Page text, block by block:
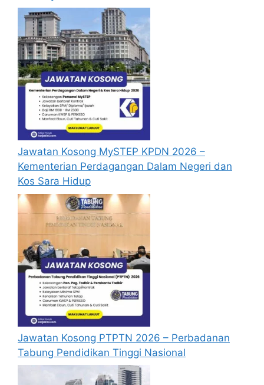
Diploma Pendidikan yang diiktiraf oleh
Kerajaan atau kelayakan yang diiktiraf
setaraf dengannya;
Memiliki Kepujian (sekurang-
kurangnya Gred C) dalam subjek
Bahasa Melayu pada peringkat Sijil
Pelajaran Malaysia/Sijil Vokasional
Malaysia atau kelulusan yang diiktiraf
setaraf dengannya oleh Kerajaan;
Bagi opsyen Bahasa Inggeris, keutamaan
akan diberikan kepada graduan yang
mencapai sekurang-kurangnya C1 dalam
piawaian
of Reference for Languages
Calon-calon bagi opsyen Bahasa Inggeris
yang tidak mencapai sekurang-
kurangnya C1 dalam piawaian CEFR akan
dilantik secaraContract of Service
Senarai ujian yang dijajarkan dengan
CEFR adalah seperti di Lampiran 1 di
bawah.
Jawatan Kosong MySTEP KPDN 2026 –
Kementerian Perdagangan Dalam Negeri dan
Kos Sara Hidup
Jawatan Kosong PTPTN 2026 – Perbadanan
Tabung Pendidikan Tinggi Nasional